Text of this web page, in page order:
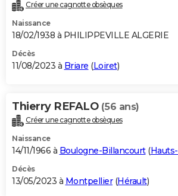
Créer une cagnotte obsèques
Naissance
18/02/1938 à PHILIPPEVILLE ALGERIE
Décès
11/08/2023 à Briare (Loiret)
Thierry REFALO (56 ans)
Créer une cagnotte obsèques
Naissance
14/11/1966 à Boulogne-Billancourt(
Décès
13/05/2023 à Montpellier(Hérault)